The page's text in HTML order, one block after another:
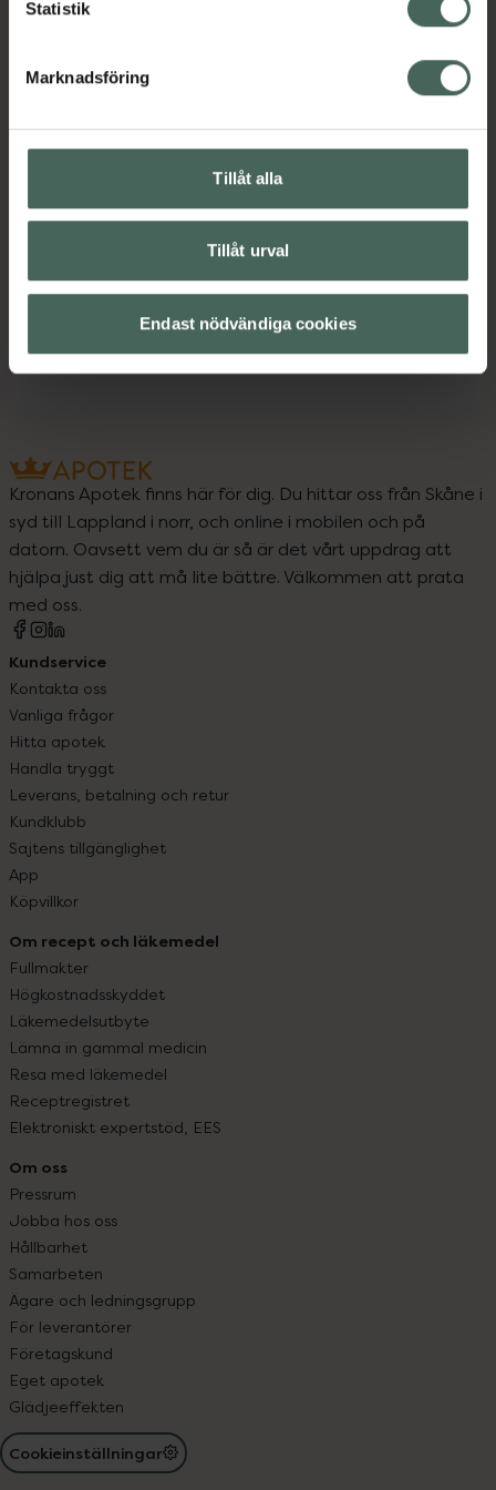
Statistik
Marknadsföring
Tillåt alla
Tillåt urval
Endast nödvändiga cookies
Visa
Upptäck flera produkter inom
Kronans Apotek finns här för dig. Du hittar oss från Skåne i
syd till Lappland i norr, och online i mobilen och på
datorn. Oavsett vem du är så är det vårt uppdrag att
hjälpa just dig att må lite bättre. Välkommen att prata
med oss.
Kundservice
Kontakta oss
Vanliga frågor
Hitta apotek
Handla tryggt
Leverans, betalning och retur
Kundklubb
Sajtens tillgänglighet
App
Köpvillkor
Om recept och läkemedel
Fullmakter
Högkostnadsskyddet
Läkemedelsutbyte
Lämna in gammal medicin
Resa med läkemedel
Receptregistret
Elektroniskt expertstöd, EES
Om oss
Pressrum
Jobba hos oss
Hållbarhet
Samarbeten
Ägare och ledningsgrupp
För leverantörer
Företagskund
Eget apotek
Glädjeeffekten
Cookieinställningar